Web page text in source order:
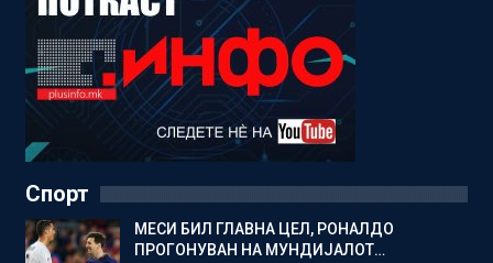
Спорт
МЕСИ БИЛ ГЛАВНА ЦЕЛ, РОНАЛДО
ПРОГОНУВАН НА МУНДИЈАЛОТ…